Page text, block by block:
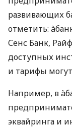
развивающих
отметить:
Сенс Банк,
доступных
и тарифы
Например, в
эквайринга и